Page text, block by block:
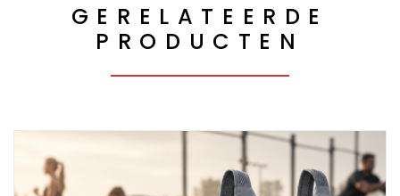
GERELATEERDE
PRODUCTEN